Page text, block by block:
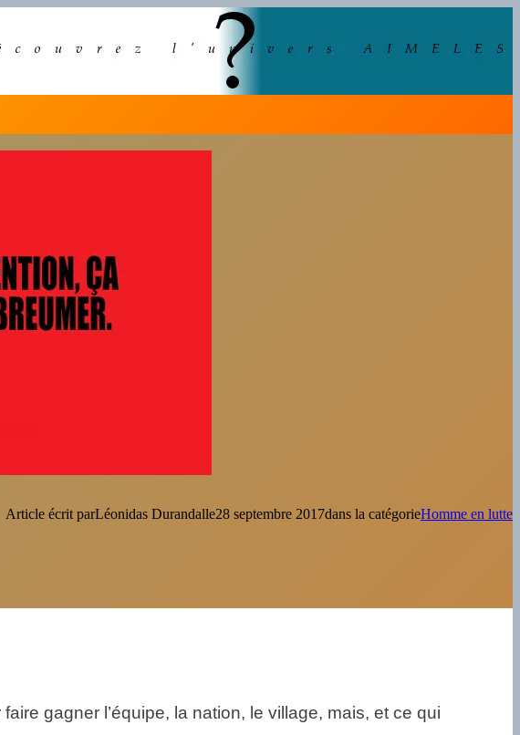
Article écrit parLéonidas Durandalle28 septembre 2017dans la catégorieHomme en lutte
gagner l’équipe, la nation, le village, mais, et ce qui